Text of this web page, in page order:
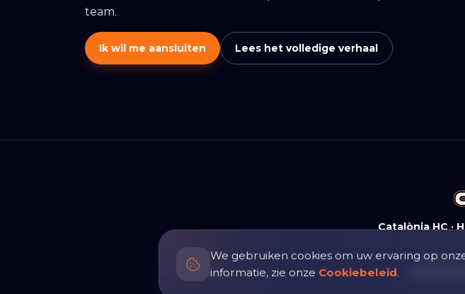
team.
Ik wil me aansluiten Lees het volledige verhaal
Catalònia HC ·
Terug
Taal
We gebruiken cookies om uw ervaring op
informatie, zie onze Cookiebeleid.